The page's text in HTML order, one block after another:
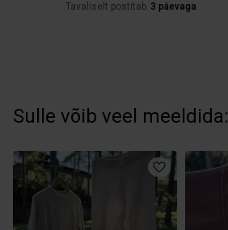
Tavaliselt postitab 3 päevaga
Sulle võib veel meeldida: